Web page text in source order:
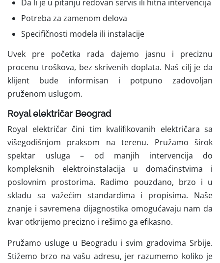
Da li je u pitanju redovan servis ili hitna intervencija
Potreba za zamenom delova
Specifičnosti modela ili instalacije
Uvek pre početka rada dajemo jasnu i preciznu
procenu troškova, bez skrivenih doplata. Naš cilj je da
klijent bude informisan i potpuno zadovoljan
pruženom uslugom.
Royal električar Beograd
Royal električar čini tim kvalifikovanih električara sa
višegodišnjom praksom na terenu. Pružamo širok
spektar usluga – od manjih intervencija do
kompleksnih elektroinstalacija u domaćinstvima i
poslovnim prostorima. Radimo pouzdano, brzo i u
skladu sa važećim standardima i propisima. Naše
znanje i savremena dijagnostika omogućavaju nam da
kvar otkrijemo precizno i rešimo ga efikasno.
Pružamo usluge u Beogradu i svim gradovima Srbije.
Stižemo brzo na vašu adresu, jer razumemo koliko je